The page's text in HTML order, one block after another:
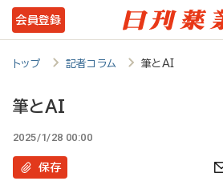
メ
イ
ン
テ
会員登録
トップ 記者コラム 筆とAI
筆とAI
2025/1/28 00:00
保存